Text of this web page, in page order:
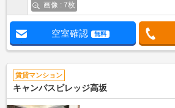
画像 : 7枚
空室確認 無料
賃貸マンション
キャンパスビレッジ高坂